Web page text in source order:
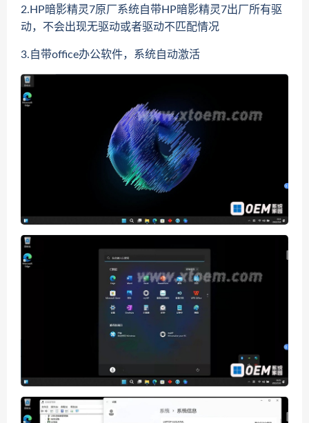
2. HP暗影精灵7原厂系统自带 HP暗影精灵7出厂所有驱
动，不会出现无驱动或者驱动不匹配情况
3.自带office办公软件，系统自动激活